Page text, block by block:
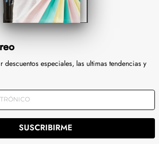
descuentos especiales, las ultimas tendencias y
SUSCRIBIRME